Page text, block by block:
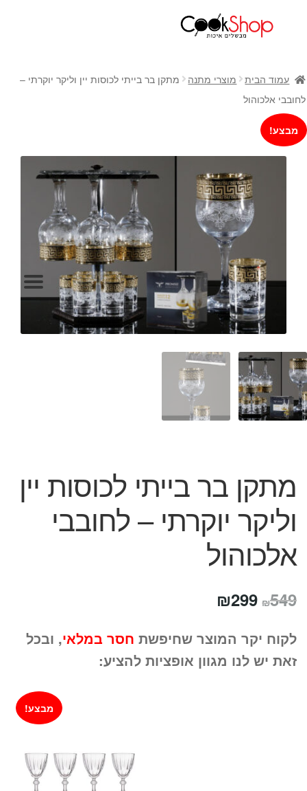
חנות
כלי בישול
סירים
מחבתות
כלי הגשה ואירוח
מוצרי חשמל למטבח
גאדג'טס וכלי מטבח
אחסון למטבח
קפה ותה
גיפט קארד
כלי בית
המותגים שלנו
חגים
מתנות לחנוכת בית
מתנות למטבח
מתכונים שלכם
מאמרים
עמוד הבית מוצרי מתנה
מתקן בר בייתי לכוסות יין וליקר יוקרתי –
לחובבי אלכוהול
מבצע!
מתקן בר בייתי לכוסות יין
וליקר יוקרתי – לחובבי
אלכוהול
₪549 המחיר
היה:
₪549.
₪299
הוא:
₪299.
לקוח יקר המוצר שחיפשת חסר במלאי, ובכל
זאת יש לנו מגוון אופציות להציע:
מבצע!